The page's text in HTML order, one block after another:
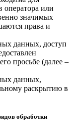
оператора или
значимых
права и
данных, доступ
просьбе (далее –
данных,
раскрытию в
обработки